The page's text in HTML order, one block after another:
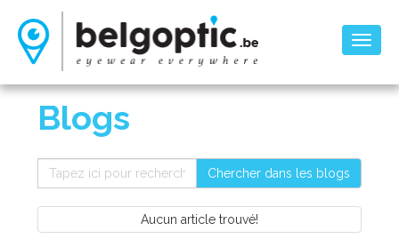
Blogs
Chercher dans les blogs
Aucun article trouvé!